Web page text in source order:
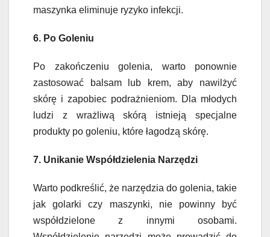
maszynka eliminuje ryzyko infekcji.
6. Po Goleniu
Po zakończeniu golenia, warto ponownie
zastosować balsam lub krem, aby nawilżyć
skórę i zapobiec podrażnieniom. Dla młodych
ludzi z wrażliwą skórą istnieją specjalne
produkty po goleniu, które łagodzą skórę.
7. Unikanie Współdzielenia Narzędzi
Warto podkreślić, że narzędzia do golenia, takie
jak golarki czy maszynki, nie powinny być
współdzielone z innymi osobami.